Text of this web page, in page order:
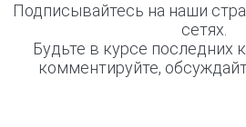
Подписывайтесь на наши
сетях.
Будьте в курсе последних
комментируйте,